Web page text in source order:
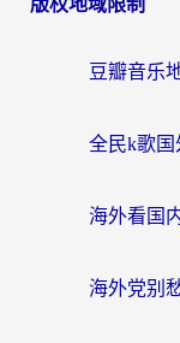
版权地域限制